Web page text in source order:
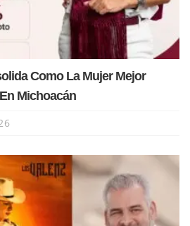
Como La Mujer Mejor
Michoacán